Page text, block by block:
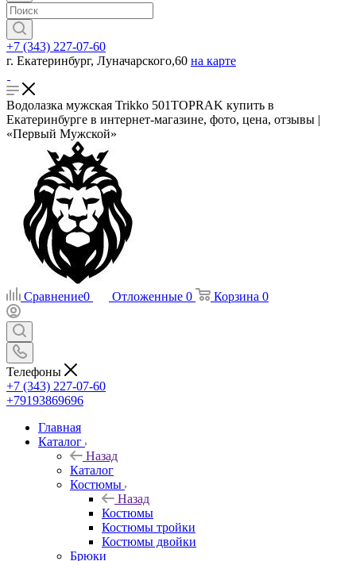
+7 (343) 227-07-60
г. Екатеринбург, Луначарского,60 на карте
Водолазка мужская Trikko 501TOPRAK купить в
Екатеринбурге в интернет-магазине, фото, цена, отзывы |
«Первый Мужской»
Сравнение0 Отложенные 0 Корзина 0
Телефоны
+7 (343) 227-07-60
+79193869696
Главная
Каталог
Назад
Каталог
Костюмы
Назад
Костюмы
Костюмы тройки
Костюмы двойки
Брюки